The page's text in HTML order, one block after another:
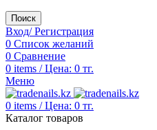
Поиск
Вход/ Регистрация
0 Список желаний
0 Сравнение
0 items / Цена: 0 тг.
Меню
0 items / Цена: 0 тг.
Каталог товаров